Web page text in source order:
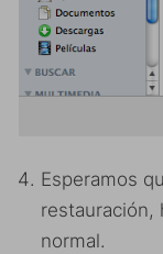
Esperamos
restauración,
normal.